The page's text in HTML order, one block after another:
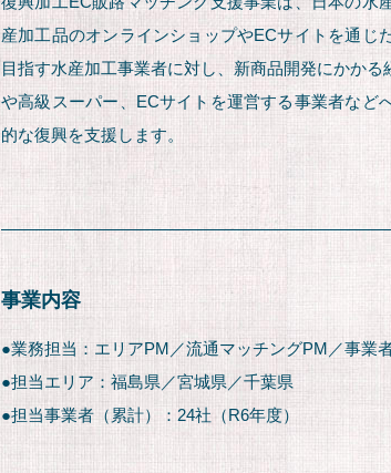
産加工品のオンラインショップやECサイトを通じ
目指す水産加工事業者に対し、新商品開発にかか
や高級スーパー、ECサイトを運営する事業者など
的な復興を支援します。
事業内容
●業務担当：エリアPM／流通マッチングPM／事業
●担当エリア：福島県／宮城県／千葉県
●担当事業者（累計）：24社（R6年度）